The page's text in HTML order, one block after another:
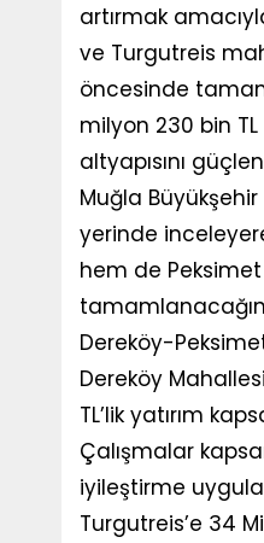
artırmak
ve Turgutreis
öncesinde
milyon 230 bin
altyapısını
Muğla
yerinde
hem de
Dereköy-
Dereköy
TL’lik yatırım
Çalışmalar
iyileştirme
Turgutreis’e 34